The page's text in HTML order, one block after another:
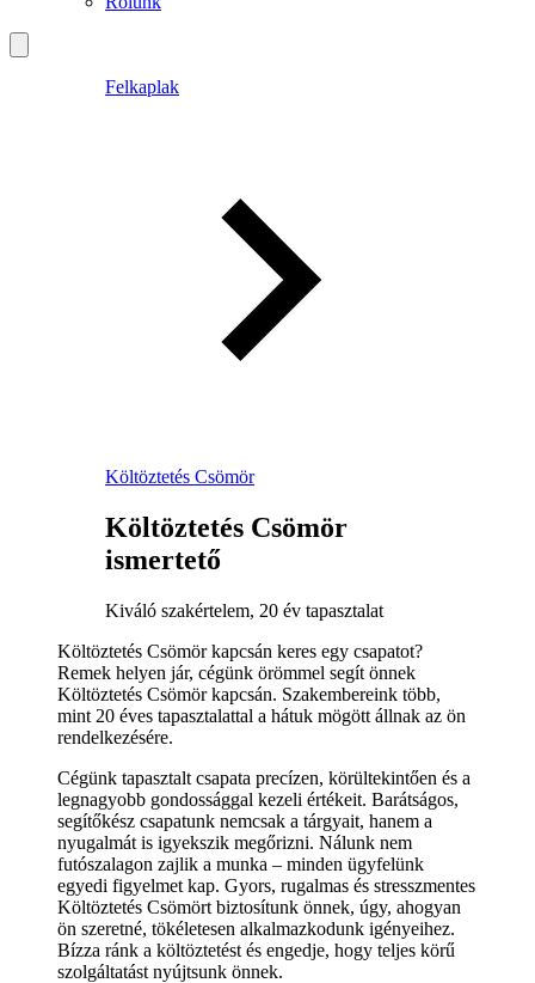
Felkaplak
Költöztetés Csömör
Költöztetés Csömör
ismertető
Kiváló szakértelem, 20 év tapasztalat
Költöztetés Csömör kapcsán keres egy csapatot?
Remek helyen jár, cégünk örömmel segít önnek
Költöztetés Csömör kapcsán. Szakembereink több,
mint 20 éves tapasztalattal a hátuk mögött állnak az ön
rendelkezésére.
Cégünk tapasztalt csapata precízen, körültekintően és a
legnagyobb gondossággal kezeli értékeit. Barátságos,
segítőkész csapatunk nemcsak a tárgyait, hanem a
nyugalmát is igyekszik megőrizni. Nálunk nem
futószalagon zajlik a munka – minden ügyfelünk
egyedi figyelmet kap. Gyors, rugalmas és stresszmentes
Költöztetés Csömört biztosítunk önnek, úgy, ahogyan
ön szeretné, tökéletesen alkalmazkodunk igényeihez.
Bízza ránk a költöztetést és engedje, hogy teljes körű
szolgáltatást nyújtsunk önnek.